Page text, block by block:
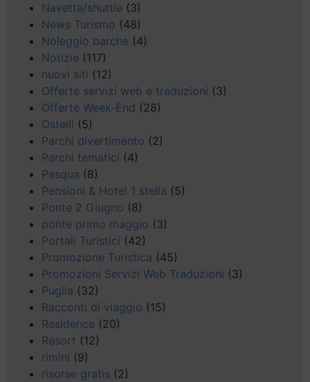
Navetta/shuttle (3)
News Turismo (48)
Noleggio barche (4)
Notizie (117)
nuovi siti (12)
Offerte servizi web e traduzioni (3)
Offerte Week-End (28)
Ostelli (5)
Parchi divertimento (2)
Parchi tematici (4)
Pasqua (8)
Pensioni & Hotel 1 stella (5)
Ponte 2 Giugno (8)
ponte primo maggio (3)
Portali Turistici (42)
Promozione Turistica (45)
Promozioni Servizi Web Traduzioni (3)
Puglia (32)
Racconti di viaggio (15)
Residence (20)
Resort (12)
rimini (9)
risorse gratis (2)